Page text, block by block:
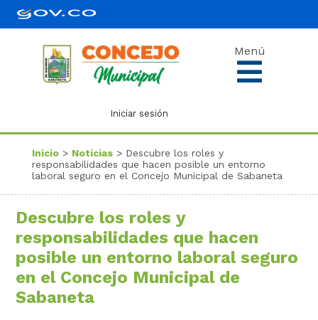
Menú
Iniciar sesión
Inicio> Noticias> Descubre los roles y
responsabilidades que hacen posible un entorno
laboral seguro en el Concejo Municipal de Sabaneta
Descubre los roles y
responsabilidades que hacen
posible un entorno laboral seguro
en el Concejo Municipal de
Sabaneta